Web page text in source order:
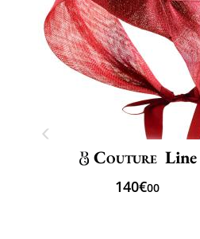
Couture Line
140€00